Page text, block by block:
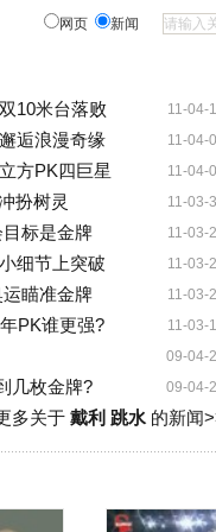
网页 新闻
11-04-
10米台落败
11-04-
逅浪漫奇缘
11-04-
方PK四巨星
11-03-
扮树灵
11-03-
标是金牌
11-03-
细节上突破
11-03-
瞄准金牌
11-03-
PK谁更强?
09-04-
09-04-
几枚金牌?
多关于 戴利 跳水的新闻